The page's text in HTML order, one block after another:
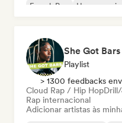
French Pop
House music
She Got Bars
Playlist
> 1300 feedbacks
Cloud Rap / Hip Hop
Rap internacional
Adicionar artistas às